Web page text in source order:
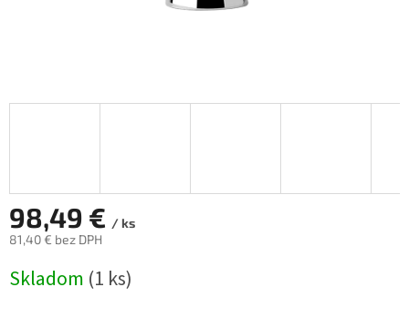
98,49 € / ks
81,40 € bez DPH
cena:
Skladom (1 ks)